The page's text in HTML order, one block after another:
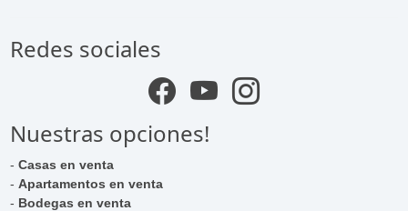
Redes sociales
Nuestras opciones!
-Casas en venta
-Apartamentos en venta
- Bodegas en venta